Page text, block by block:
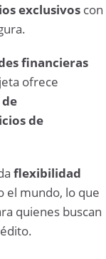
exclusivos con
financieras
ofrece
de
flexibilidad
el mundo, lo que
quienes buscan